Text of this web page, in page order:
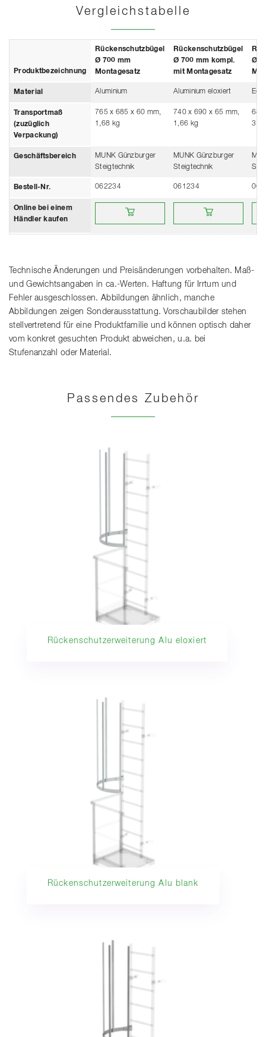
Vergleichstabelle
Produktbezeichnung
Rückenschutzbügel
Ø 700 mm
Montagesatz
Rückenschutzbügel
Ø 700 mm kompl.
mit Montagesatz
Ø
Material Aluminium Aluminium eloxiert
Transportmaß
(zuzüglich
Verpackung)
765 x 685 x 60 mm,
1,68 kg
740 x 690 x 65 mm,
1,66 kg
680
3,7
Geschäftsbereich
MUNK Günzburger
Steigtechnik
MUNK Günzburger
Steigtechnik
Bestell-Nr. 062234 061234
Online bei einem
Händler kaufen
Online bei einem Händler kaufenOnline bei einem Händler
Technische Änderungen und Preisänderungen vorbehalten. Maß-
und Gewichtsangaben in ca.-Werten. Haftung für Irrtum und
Fehler ausgeschlossen. Abbildungen ähnlich, manche
Abbildungen zeigen Sonderausstattung. Vorschaubilder stehen
stellvertretend für eine Produktfamilie und können optisch daher
vom konkret gesuchten Produkt abweichen, u.a. bei
Stufenanzahl oder Material.
Passendes Zubehör
Rückenschutzerweiterung Alu eloxiert
Rückenschutzerweiterung Alu blank